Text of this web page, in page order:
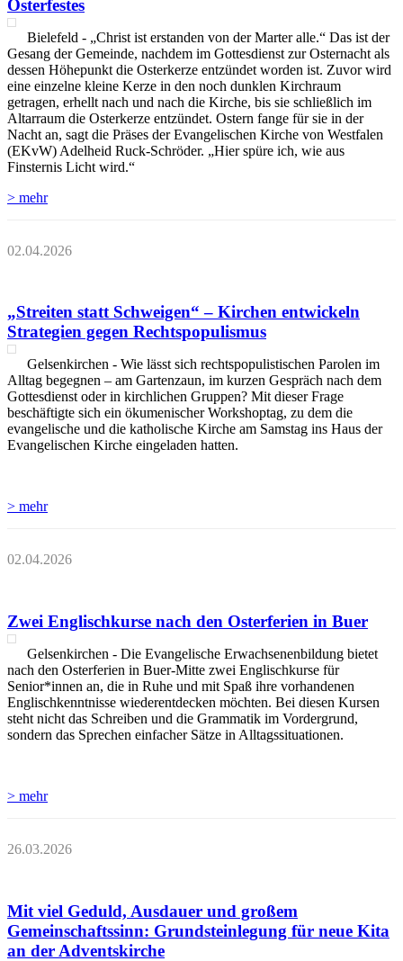
Osterfestes
Bielefeld - „Christ ist erstanden von der Marter alle.“ Das ist der
Gesang der Gemeinde, nachdem im Gottesdienst zur Osternacht als
dessen Höhepunkt die Osterkerze entzündet worden ist. Zuvor wird
eine einzelne kleine Kerze in den noch dunklen Kirchraum
getragen, erhellt nach und nach die Kirche, bis sie schließlich im
Altarraum die Osterkerze entzündet. Ostern fange für sie in der
Nacht an, sagt die Präses der Evangelischen Kirche von Westfalen
(EKvW) Adelheid Ruck-Schröder. „Hier spüre ich, wie aus
Finsternis Licht wird.“
> mehr
02.04.2026
„Streiten statt Schweigen“ – Kirchen entwickeln
Strategien gegen Rechtspopulismus
Gelsenkirchen - Wie lässt sich rechtspopulistischen Parolen im
Alltag begegnen – am Gartenzaun, im kurzen Gespräch nach dem
Gottesdienst oder in kirchlichen Gruppen? Mit dieser Frage
beschäftigte sich ein ökumenischer Workshoptag, zu dem die
evangelische und die katholische Kirche am Samstag ins Haus der
Evangelischen Kirche eingeladen hatten.
> mehr
02.04.2026
Zwei Englischkurse nach den Osterferien in Buer
Gelsenkirchen - Die Evangelische Erwachsenenbildung bietet
nach den Osterferien in Buer-Mitte zwei Englischkurse für
Senior*innen an, die in Ruhe und mit Spaß ihre vorhandenen
Englischkenntnisse wiederentdecken möchten. Bei diesen Kursen
steht nicht das Schreiben und die Grammatik im Vordergrund,
sondern das Sprechen einfacher Sätze in Alltagssituationen.
> mehr
26.03.2026
Mit viel Geduld, Ausdauer und großem
Gemeinschaftssinn: Grundsteinlegung für neue Kita
an der Adventskirche